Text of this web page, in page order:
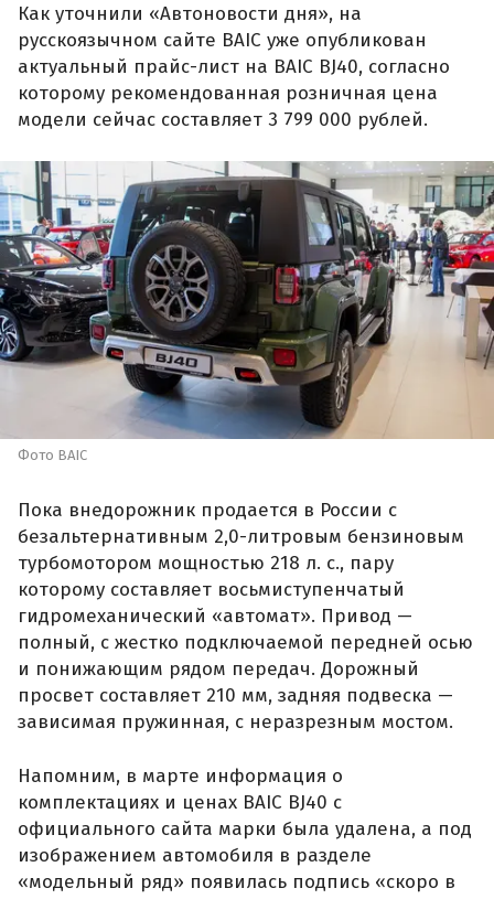
Как уточнили «Автоновости дня», на
русскоязычном сайте BAIC уже опубликован
актуальный прайс-лист на BAIC BJ40, согласно
которому рекомендованная розничная цена
модели сейчас составляет 3 799 000 рублей.
Фото BAIC
Пока внедорожник продается в России с
безальтернативным 2,0-литровым бензиновым
турбомотором мощностью 218 л. с., пару
которому составляет восьмиступенчатый
гидромеханический «автомат». Привод —
полный, с жестко подключаемой передней осью
и понижающим рядом передач. Дорожный
просвет составляет 210 мм, задняя подвеска —
зависимая пружинная, с неразрезным мостом.
Напомним, в марте информация о
комплектациях и ценах BAIC BJ40 с
официального сайта марки была удалена, а под
изображением автомобиля в разделе
«модельный ряд» появилась подпись «скоро в